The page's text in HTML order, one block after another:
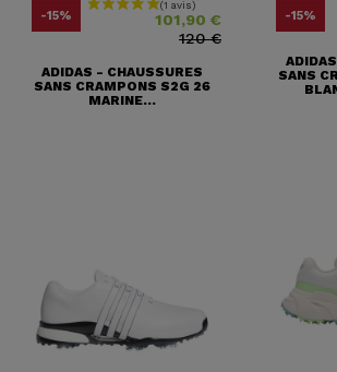
-15% Prix 101,90 €
Prix ​​habituel
120 €
ADIDAS - CHAUSSURES
SANS CRAMPONS S2G 26
MARINE...
-15%
SANS